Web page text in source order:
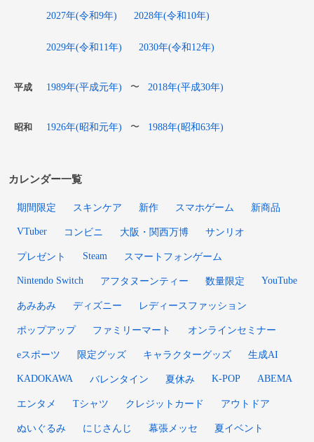
2027年(令和9年) 2028年(令和10年)
2029年(令和11年) 2030年(令和12年)
平成 1989年(平成元年) 〜 2018年(平成30年)
昭和 1926年(昭和元年) 〜 1988年(昭和63年)
カレンダー一覧
期間限定 スキンケア 新作 スマホゲーム 新商品
VTuber コンビニ 大阪・関西万博 サンリオ
プレゼント Steam スマートフォンゲーム
Nintendo Switch アフタヌーンティー 数量限定 YouTube
あみあみ ディズニー レディースファッション
ポップアップ ファミリーマート オンラインセミナー
eスポーツ 限定グッズ キャラクターグッズ 生成AI
KADOKAWA バレンタイン 夏休み K-POP ABEMA
エンタメ Tシャツ クレジットカード アウトドア
ぬいぐるみ にじさんじ 幕張メッセ 夏イベント